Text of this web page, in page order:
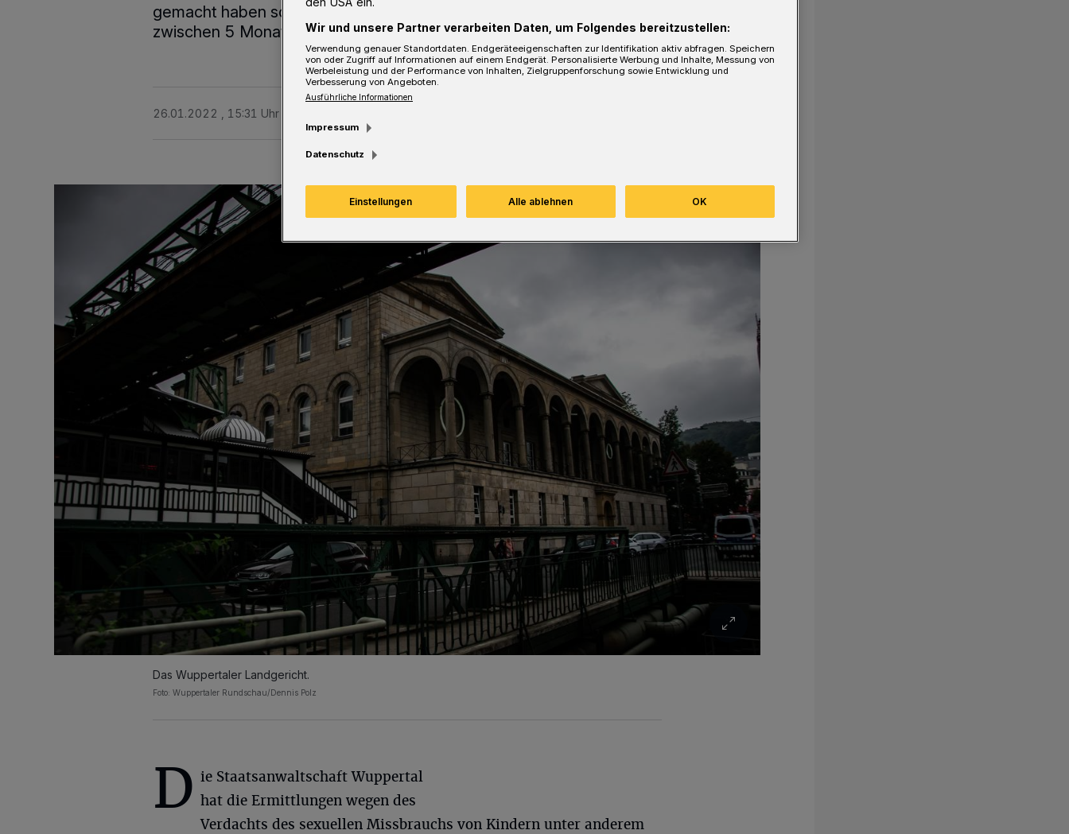
gemacht haben sollen. Die Kinder sollen zu Beginn der Taten
zwischen 5 Monate und 12 Jahren alt gewesen sein.
26.01.2022 , 15:31 Uhr
Das Wuppertaler Landgericht.
Foto: Wuppertaler Rundschau/Dennis Polz
D ie Staatsanwaltschaft Wuppertal
hat die Ermittlungen wegen des
Verdachts des sexuellen Missbrauchs von Kindern unter anderem
Wir und unsere Partner verarbeiten Daten, um Folgendes bereitzustellen:
Verwendung genauer Standortdaten. Endgeräteeigenschaften zur Identifikation aktiv abfragen. Speichern
von oder Zugriff auf Informationen auf einem Endgerät. Personalisierte Werbung und Inhalte, Messung von
Werbeleistung und der Performance von Inhalten, Zielgruppenforschung sowie Entwicklung und
Verbesserung von Angeboten.
Ausführliche Informationen
Impressum
Datenschutz
Einstellungen Alle ablehnen OK